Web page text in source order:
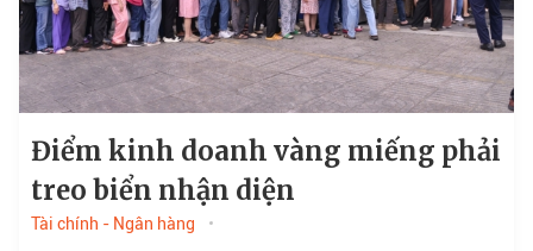
Điểm kinh doanh vàng miếng phải
treo biển nhận diện
Tài chính - Ngân hàng